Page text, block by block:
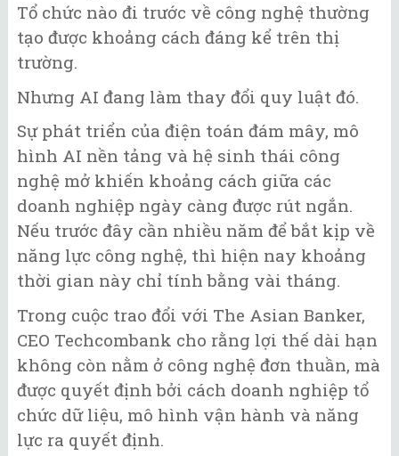
Tổ chức nào đi trước về công nghệ thường
tạo được khoảng cách đáng kể trên thị
trường.
Nhưng AI đang làm thay đổi quy luật đó.
Sự phát triển của điện toán đám mây, mô
hình AI nền tảng và hệ sinh thái công
nghệ mở khiến khoảng cách giữa các
doanh nghiệp ngày càng được rút ngắn.
Nếu trước đây cần nhiều năm để bắt kịp về
năng lực công nghệ, thì hiện nay khoảng
thời gian này chỉ tính bằng vài tháng.
Trong cuộc trao đổi với The Asian Banker,
CEO Techcombank cho rằng lợi thế dài hạn
không còn nằm ở công nghệ đơn thuần, mà
được quyết định bởi cách doanh nghiệp tổ
chức dữ liệu, mô hình vận hành và năng
lực ra quyết định.